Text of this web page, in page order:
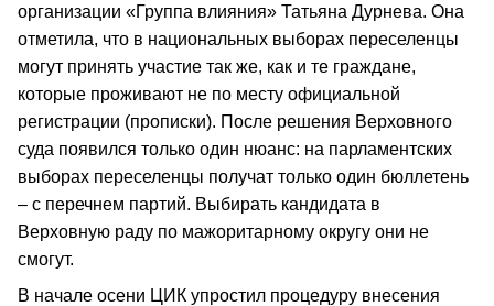
организации «Группа влияния» Татьяна Дурнева. Она
отметила, что в национальных выборах переселенцы
могут принять участие так же, как и те граждане,
которые проживают не по месту официальной
регистрации (прописки). После решения Верховного
суда появился только один нюанс: на парламентских
выборах переселенцы получат только один бюллетень
– с перечнем партий. Выбирать кандидата в
Верховную раду по мажоритарному округу они не
смогут.
В начале осени ЦИК упростил процедуру внесения